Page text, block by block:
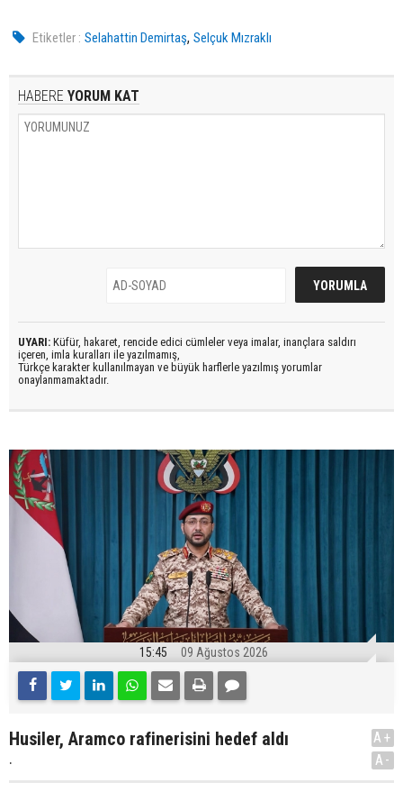
Etiketler : Selahattin Demirtaş,Selçuk Mızraklı
HABERE YORUM KAT
UYARI: Küfür, hakaret, rencide edici cümleler veya imalar, inançlara saldırı
içeren, imla kuralları ile yazılmamış,
Türkçe karakter kullanılmayan ve büyük harflerle yazılmış yorumlar
onaylanmamaktadır.
15:45 09 Ağustos 2026
Husiler, Aramco rafinerisini hedef aldı
.
A+
A-